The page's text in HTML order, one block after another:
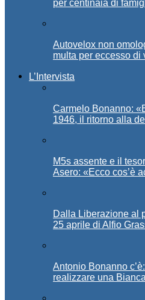
per centinaia di
Autovelox non
multa per eccesso di
L’Intervista
Carmelo Bonanno:
1946, il ritorno alla
M5s assente e il
Asero: «Ecco cos’è
Dalla Liberazione al
25 aprile di Alfio
Antonio Bonanno
realizzare una